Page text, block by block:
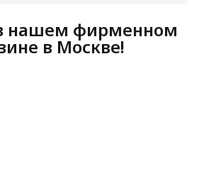
нашем фирменном
в Москве!